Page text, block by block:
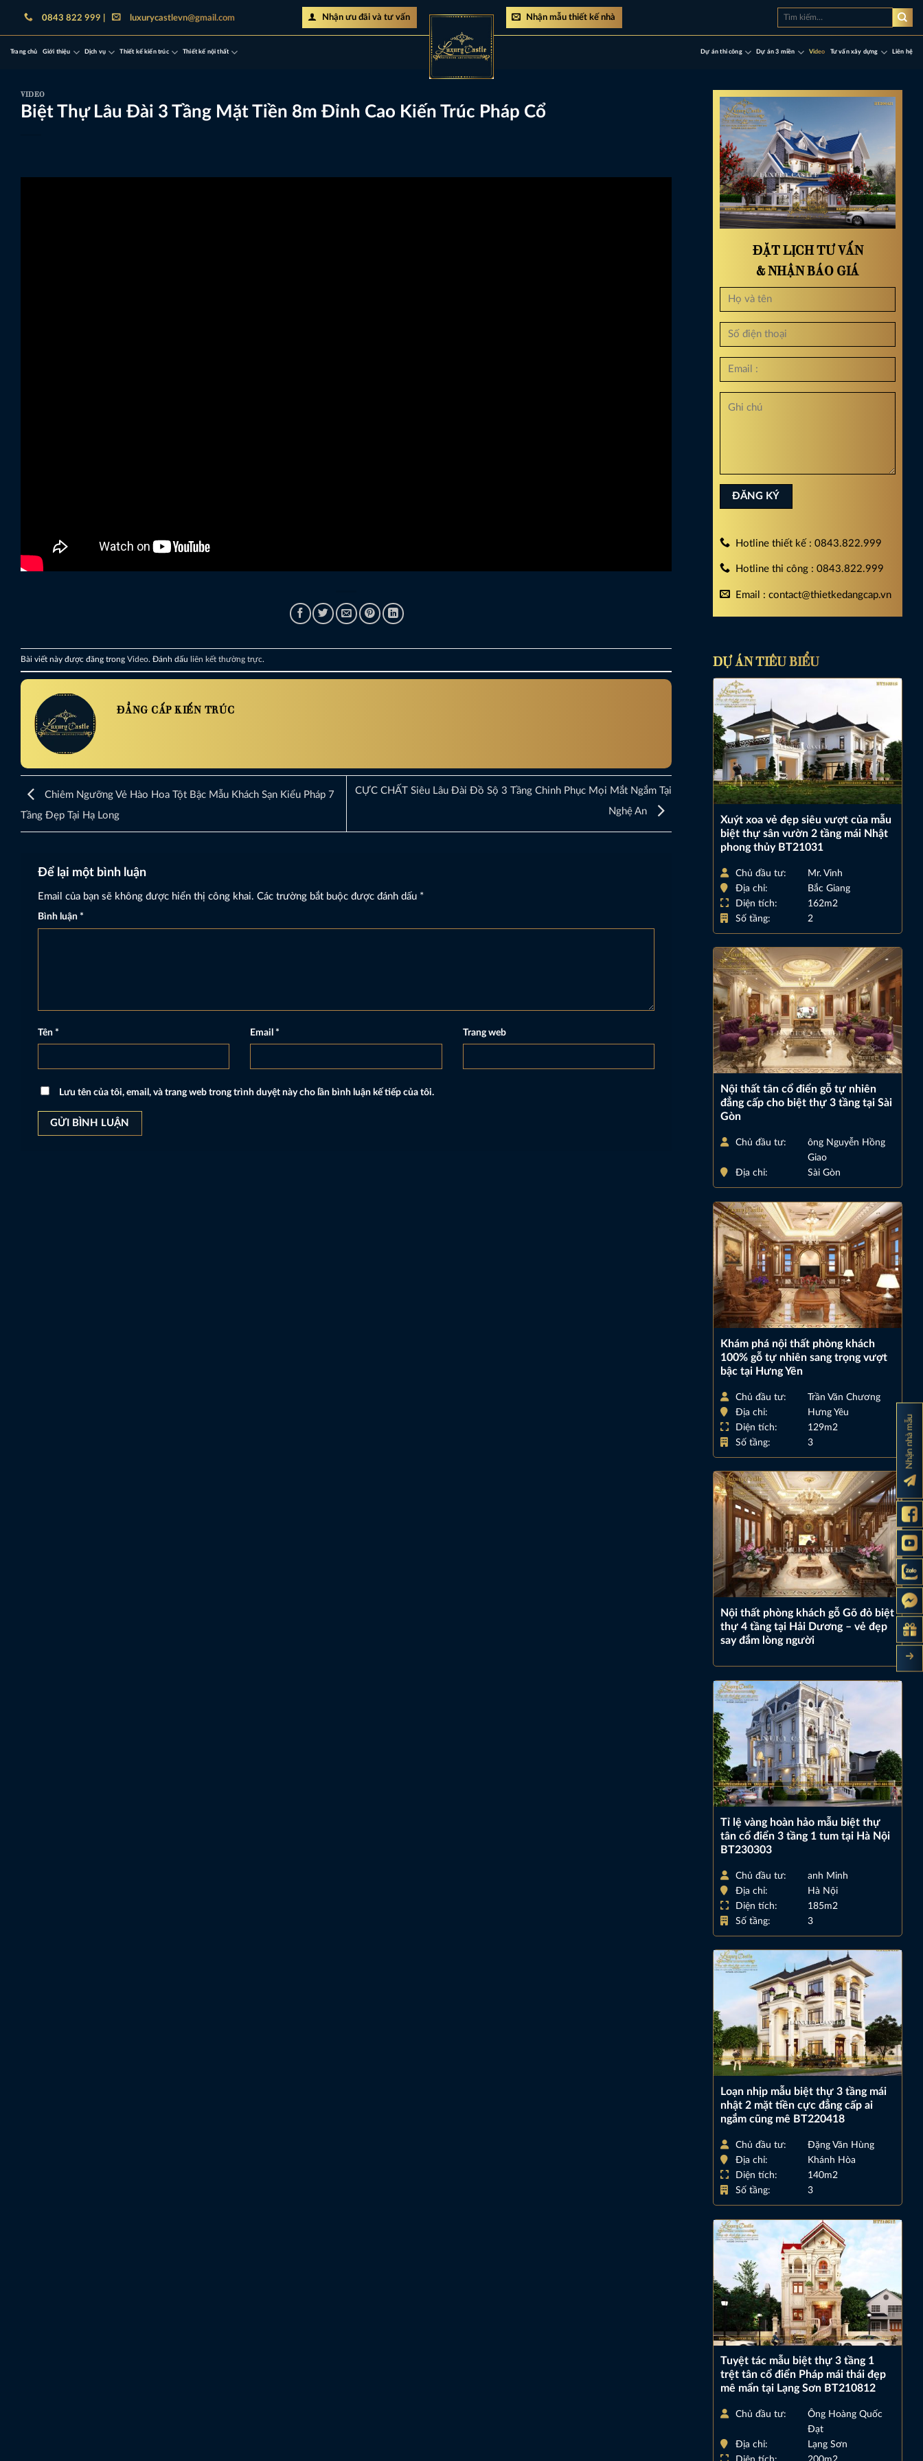
dung
0843 822 999 | luxurycastlevn@gmail.com Nhận ưu đãi và tư vấn Nhận mẫu thiết kế nhà
Tìm
Trang chủ Giới thiệu Dịch vụ Thiết kế kiến trúc Thiết kế nội thất Dự án thi công Dự án 3 miền Video Tư vấn xây dựng Liên hệ
VIDEO
Biệt Thự Lâu Đài 3 Tầng Mặt Tiền 8m Đỉnh Cao Kiến Trúc Pháp Cổ
Bài viết này được đăng trong Video. Đánh dấu liên kết thường trực.
ĐẲNG CẤP KIẾN TRÚC
Chiêm Ngưỡng Vẻ Hào Hoa Tột Bậc Mẫu Khách Sạn Kiểu Pháp 7
Tầng Đẹp Tại Hạ Long
CỰC CHẤT Siêu Lâu Đài Đồ Sộ 3 Tầng Chinh Phục Mọi Mắt Ngắm Tại
Nghệ An
Để lại một bình luận
Email của bạn sẽ không được hiển thị công khai. Các trường bắt buộc được đánh dấu *
Bình luận *
Tên * Email * Trang web
Lưu tên của tôi, email, và trang web trong trình duyệt này cho lần bình luận kế tiếp của tôi.
ĐẶT LỊCH TƯ VẤN
& NHẬN BÁO GIÁ
Hotline thiết kế : 0843.822.999
Hotline thi công : 0843.822.999
Email : contact@thietkedangcap.vn
DỰ ÁN TIÊU BIỂU
Xuýt xoa vẻ đẹp siêu vượt của mẫu
biệt thự sân vườn 2 tầng mái Nhật
phong thủy BT21031
Chủ đầu tư:
Mr. Vinh
Địa chỉ:
Bắc Giang
Diện tích:
162m2
Số tầng:
2
Nội thất tân cổ điển gỗ tự nhiên
đẳng cấp cho biệt thự 3 tầng tại Sài
Gòn
Chủ đầu tư:
ông Nguyễn Hồng
Giao
Địa chỉ:
Sài Gòn
Khám phá nội thất phòng khách
100% gỗ tự nhiên sang trọng vượt
bậc tại Hưng Yên
Chủ đầu tư:
Trần Văn Chương
Địa chỉ:
Hưng Yêu
Diện tích:
129m2
Số tầng:
3
Nội thất phòng khách gỗ Gõ đỏ biệt
thự 4 tầng tại Hải Dương – vẻ đẹp
say đắm lòng người
Tỉ lệ vàng hoàn hảo mẫu biệt thự
tân cổ điển 3 tầng 1 tum tại Hà Nội
BT230303
Chủ đầu tư:
anh Minh
Địa chỉ:
Hà Nội
Diện tích:
185m2
Số tầng:
3
Loạn nhịp mẫu biệt thự 3 tầng mái
nhật 2 mặt tiền cực đẳng cấp ai
ngắm cũng mê BT220418
Chủ đầu tư:
Đặng Văn Hùng
Địa chỉ:
Khánh Hòa
Diện tích:
140m2
Số tầng:
3
Tuyệt tác mẫu biệt thự 3 tầng 1
trệt tân cổ điển Pháp mái thái đẹp
mê mẩn tại Lạng Sơn BT210812
Chủ đầu tư:
Ông Hoàng Quốc
Đạt
Địa chỉ:
Lạng Sơn
Nhận nhà mẫu